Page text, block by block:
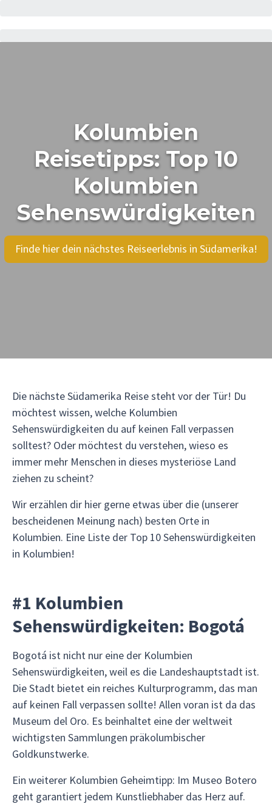
Kolumbien
Reisetipps: Top 10
Kolumbien
Sehenswürdigkeiten
Finde hier dein nächstes Reiseerlebnis in Südamerika!
Die nächste Südamerika Reise steht vor der Tür! Du
möchtest wissen, welche Kolumbien
Sehenswürdigkeiten du auf keinen Fall verpassen
solltest? Oder möchtest du verstehen, wieso es
immer mehr Menschen in dieses mysteriöse Land
ziehen zu scheint?
Wir erzählen dir hier gerne etwas über die (unserer
bescheidenen Meinung nach) besten Orte in
Kolumbien. Eine Liste der Top 10 Sehenswürdigkeiten
in Kolumbien!
#1 Kolumbien
Sehenswürdigkeiten: Bogotá
Bogotá ist nicht nur eine der Kolumbien
Sehenswürdigkeiten, weil es die Landeshauptstadt ist.
Die Stadt bietet ein reiches Kulturprogramm, das man
auf keinen Fall verpassen sollte! Allen voran ist da das
Museum del Oro. Es beinhaltet eine der weltweit
wichtigsten Sammlungen präkolumbischer
Goldkunstwerke.
Ein weiterer Kolumbien Geheimtipp: Im Museo Botero
geht garantiert jedem Kunstliebhaber das Herz auf.